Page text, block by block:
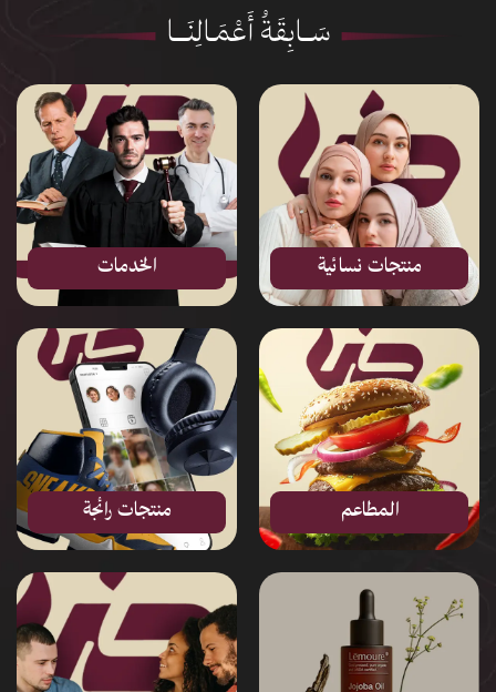
سَــابِقَةُ أَعْمَـالِنَـــا
منتجات نسائية الخدمات
المطاعم منتجات رائجة